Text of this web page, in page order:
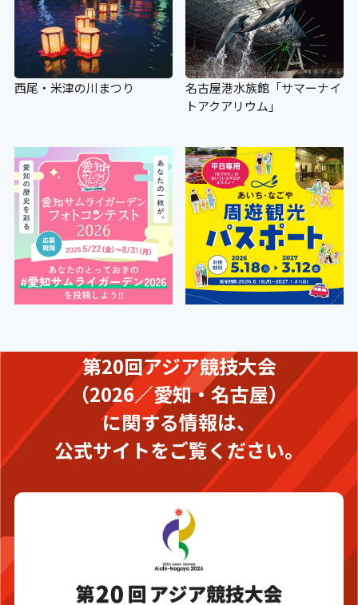
西尾・米津の川まつり
名古屋港水族館「サマーナイ
トアクアリウム」
第20回アジア競技大会
（2026／愛知・名古屋）
に関する情報は、
公式サイトをご覧ください。